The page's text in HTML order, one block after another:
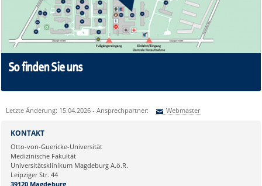
So finden Sie uns
Letzte Änderung: 15.04.2026 - Ansprechpartner: Webmaster
Ihre E-Mailadresse:
Ihr Anliegen:
KONTAKT
Otto-von-Guericke-Universität
Medizinische Fakultät
Universitätsklinikum Magdeburg A.ö.R.
Leipziger Str. 44
39120 Magdeburg